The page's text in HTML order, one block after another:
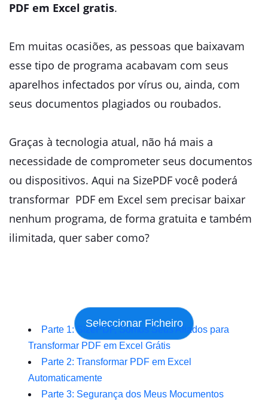
PDF em Excel gratis.
Em muitas ocasiões, as pessoas que baixavam
esse tipo de programa acabavam com seus
aparelhos infectados por vírus ou, ainda, com
seus documentos plagiados ou roubados.
Graças à tecnologia atual, não há mais a
necessidade de comprometer seus documentos
ou dispositivos. Aqui na SizePDF você poderá
transformar PDF em Excel sem precisar baixar
nenhum programa, de forma gratuita e também
ilimitada, quer saber como?
Parte 1: SizePDF, Somos Seus Aliados para
Transformar PDF em Excel Grátis
Parte 2: Transformar PDF em Excel
Automaticamente
Parte 3: Segurança dos Meus Mocumentos